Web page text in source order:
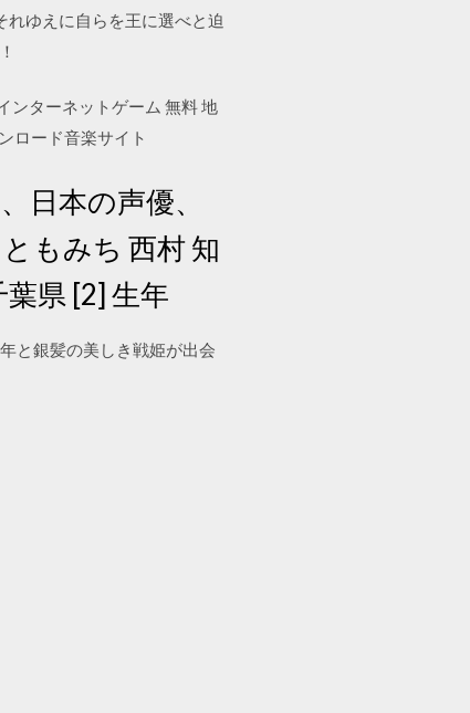
ゆえに自らを王に選べと迫
ンターネットゲーム 無料 地
ロード音楽サイト
日本の声優、
もみち 西村 知
県 [2] 生年
と銀髪の美しき戦姫が出会